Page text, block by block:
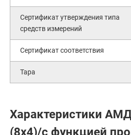
Сертификат утверждения типа
средств измерений
Сертификат соответствия
Тара
Характеристики
(8х4)/с функцией